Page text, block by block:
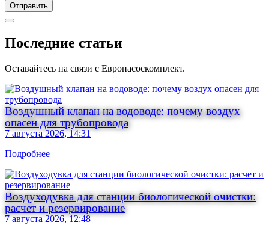
Отправить
Последние статьи
Оставайтесь на связи с Евронасоскомплект.
Воздушный клапан на водоводе: почему воздух
опасен для трубопровода
7 августа 2026, 14:31
Подробнее
Воздуходувка для станции биологической очистки:
расчет и резервирование
7 августа 2026, 12:48